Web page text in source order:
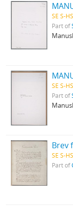
SE S-
Part of
SE S-
Part of
SE S-
Part of